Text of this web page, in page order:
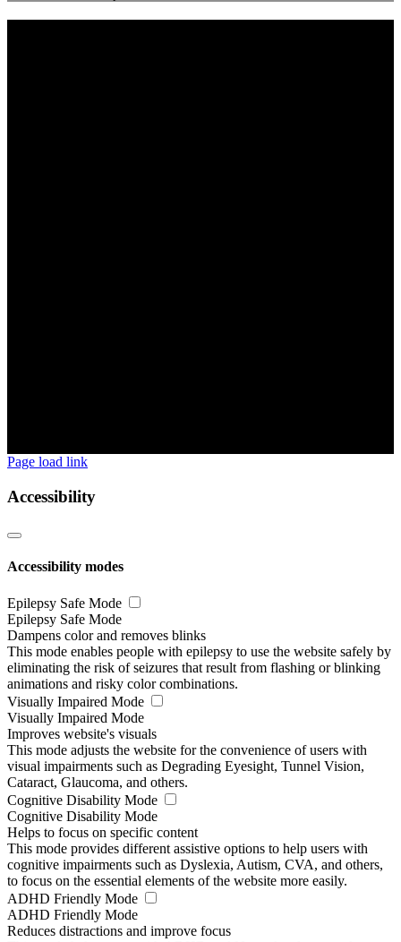
Page load link
Accessibility
Accessibility modes
Epilepsy Safe Mode
Epilepsy Safe Mode
Dampens color and removes blinks
This mode enables people with epilepsy to use the website safely by
eliminating the risk of seizures that result from flashing or blinking
animations and risky color combinations.
Visually Impaired Mode
Visually Impaired Mode
Improves website's visuals
This mode adjusts the website for the convenience of users with
visual impairments such as Degrading Eyesight, Tunnel Vision,
Cataract, Glaucoma, and others.
Cognitive Disability Mode
Cognitive Disability Mode
Helps to focus on specific content
This mode provides different assistive options to help users with
cognitive impairments such as Dyslexia, Autism, CVA, and others,
to focus on the essential elements of the website more easily.
ADHD Friendly Mode
ADHD Friendly Mode
Reduces distractions and improve focus